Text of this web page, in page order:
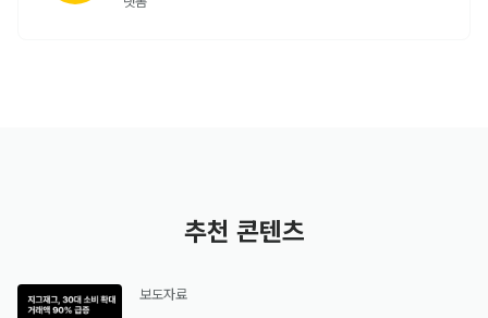
추천 콘텐츠
보도자료